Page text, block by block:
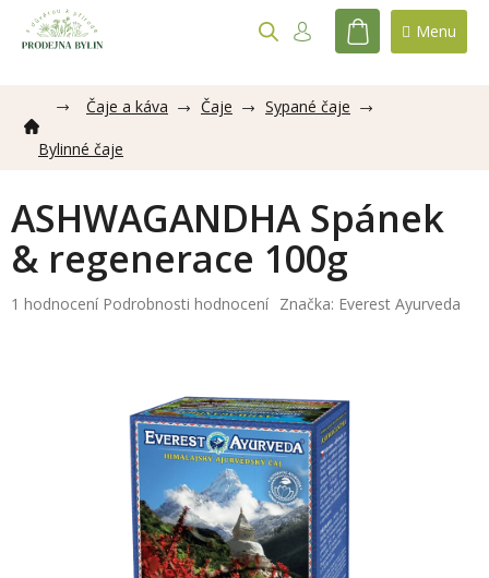
obsah
NÁKUPNÍ
Čaje a káva Čaje Sypané čaje
Bylinné čaje
ASHWAGANDHA Spánek
& regenerace 100g
Průměrné
1 hodnocení Podrobnosti hodnocení Značka: Everest Ayurveda